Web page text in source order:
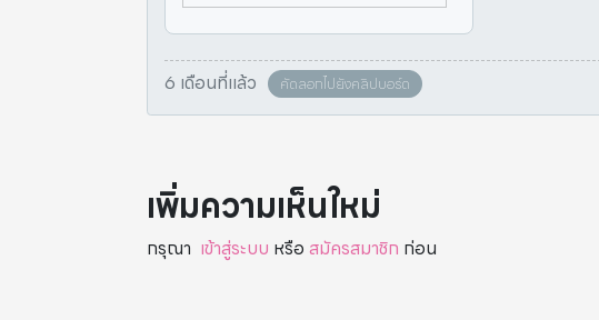
6 เดือนที่แล้ว คัดลอกไปยังคลิปบอร์ด
เพิ่มความเห็นใหม่
กรุณา เข้าสู่ระบบ หรือ สมัครสมาชิก ก่อน